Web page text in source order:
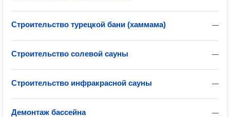
—
Строительство турецкой бани (хаммама)
—
Строительство солевой сауны
—
Строительство инфракрасной сауны
—
Демонтаж бассейна